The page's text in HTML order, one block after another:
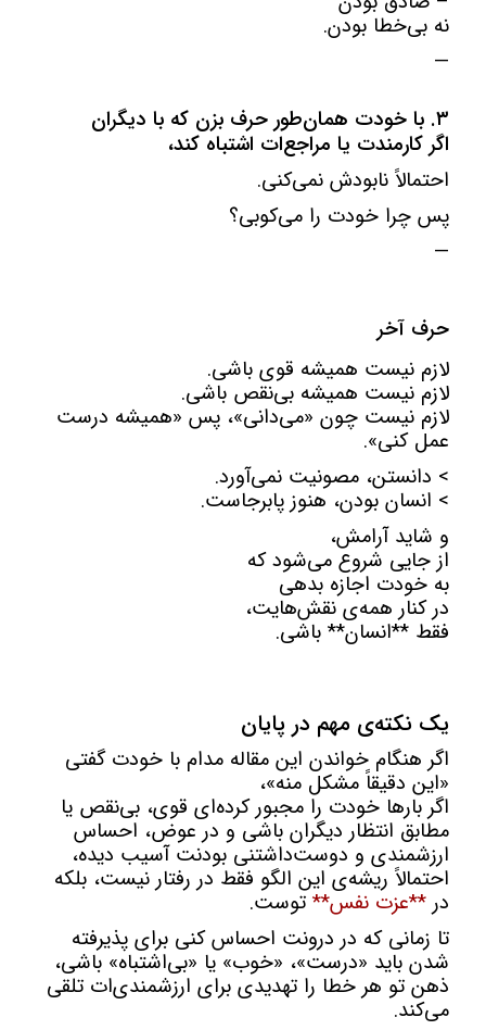
نه بی‌خطا بودن.
—
۳. با خودت همان‌طور حرف بزن که با دیگران
اگر کارمندت یا مراجع‌ات اشتباه کند،
احتمالاً نابودش نمی‌کنی.
پس چرا خودت را می‌کوبی؟
—
حرف آخر
لازم نیست همیشه قوی باشی.
لازم نیست همیشه بی‌نقص باشی.
لازم نیست چون «می‌دانی»، پس «همیشه درست
عمل کنی».
> دانستن، مصونیت نمی‌آورد.
> انسان بودن، هنوز پابرجاست.
و شاید آرامش،
از جایی شروع می‌شود که
به خودت اجازه بدهی
در کنار همه‌ی نقش‌هایت،
فقط **انسان** باشی.
یک نکته‌ی مهم در پایان
اگر هنگام خواندن این مقاله مدام با خودت گفتی
«این دقیقاً مشکل منه»،
اگر بارها خودت را مجبور کرده‌ای قوی، بی‌نقص یا
مطابق انتظار دیگران باشی و در عوض، احساس
ارزشمندی و دوست‌داشتنی بودنت آسیب دیده،
احتمالاً ریشه‌ی این الگو فقط در رفتار نیست، بلکه
در**عزت نفس**توست.
تا زمانی که در درونت احساس کنی برای پذیرفته
شدن باید «درست»، «خوب» یا «بی‌اشتباه» باشی،
ذهن تو هر خطا را تهدیدی برای ارزشمندی‌ات تلقی
می‌کند.